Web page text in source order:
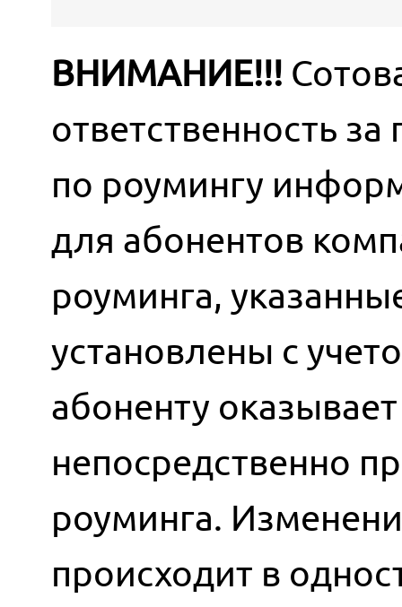
ВНИМАНИЕ!!!
ответственность
по роумингу
для абонентов
роуминга,
установлены с
абоненту
непосредственно
роуминга.
происходит в